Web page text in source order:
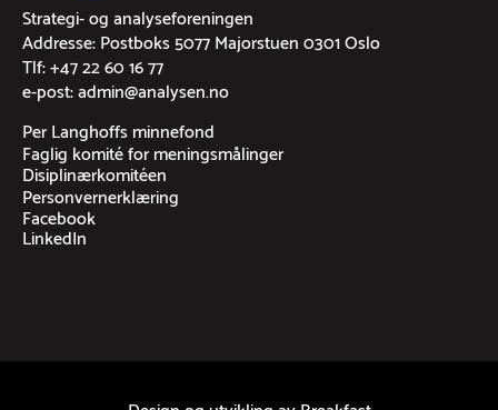
Strategi- og analyseforeningen
Addresse: Postboks 5077 Majorstuen 0301 Oslo
Tlf: +47 22 60 16 77
e-post: admin@analysen.no
Per Langhoffs minnefond
Faglig komité for meningsmålinger
Disiplinærkomitéen
Personvernerklæring
Facebook
LinkedIn